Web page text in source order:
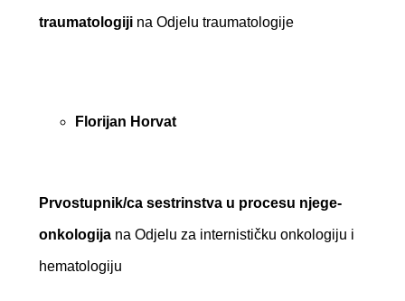
traumatologiji na Odjelu traumatologije
Florijan Horvat
Prvostupnik/ca sestrinstva u procesu njege-
onkologija na Odjelu za internističku onkologiju i
hematologiju